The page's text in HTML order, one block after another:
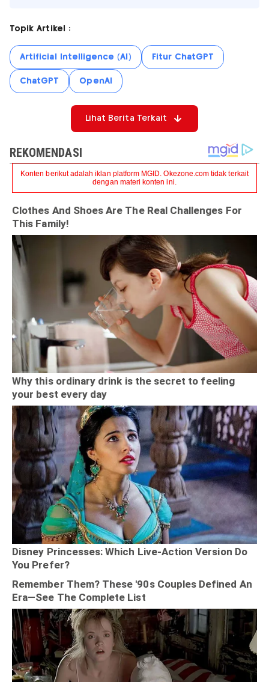
Topik Artikel :
Artificial Intelligence (AI) Fitur ChatGPT
ChatGPT OpenAI
Lihat Berita Terkait